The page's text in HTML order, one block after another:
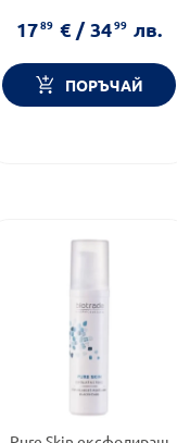
OUT
Тип козметика:
1789 € / 3499 лв.
ПОРЪЧАЙ